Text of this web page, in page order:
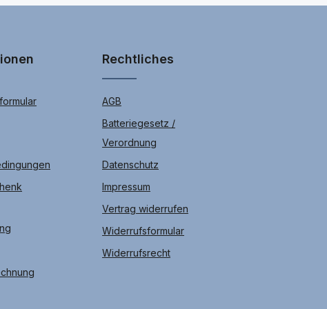
Rechtliches
AGB
Batteriegesetz /
Verordnung
Datenschutz
Impressum
Vertrag widerrufen
Widerrufsformular
Widerrufsrecht